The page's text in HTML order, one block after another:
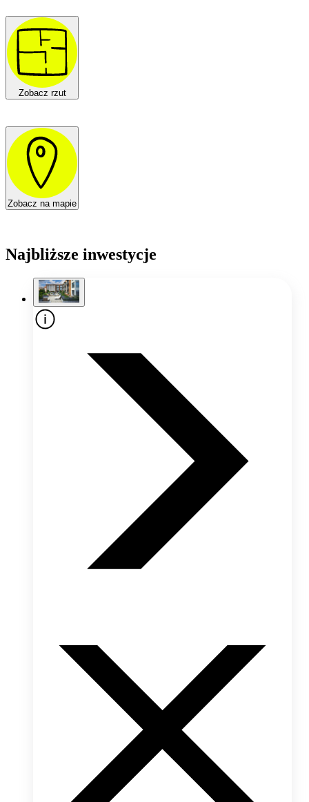
Zobacz rzut
Zobacz na mapie
Najbliższe inwestycje